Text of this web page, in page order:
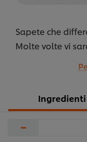
Sapete che
Molte volte vi
costituisca un
comunemente
definizione
Ingredienti
−